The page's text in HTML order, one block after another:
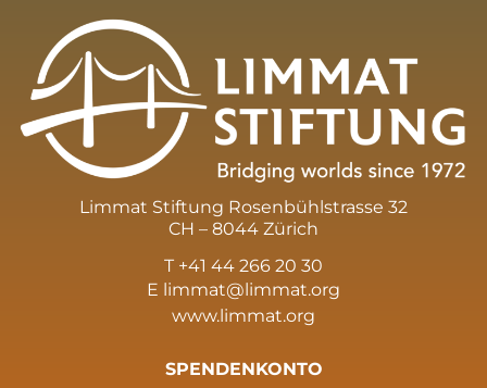
Limmat Stiftung Rosenbühlstrasse 32
CH – 8044 Zürich
T +41 44 266 20 30
E limmat@limmat.org
www.limmat.org
SPENDENKONTO